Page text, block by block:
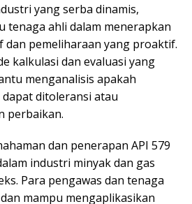
yang serba dinamis,
tenaga ahli dalam menerapkan
dan pemeliharaan yang proaktif.
kalkulasi dan evaluasi yang
menganalisis apakah
ditoleransi atau
perbaikan.
dan penerapan API 579
industri minyak dan gas
Para pengawas dan tenaga
mampu mengaplikasikan